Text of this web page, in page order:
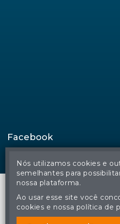
Facebook
© Regina Aude Leilões -
A cópia ou reprodução não
Nós utilizamos cookies e
semelhantes para
nossa plataforma.
Ao usar esse site você
cookies e nossa política de